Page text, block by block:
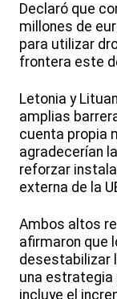
Declaró que
millones de
para utilizar
frontera este
Letonia y
amplias
cuenta propia
agradecerían
reforzar
externa de la
Ambos altos
afirmaron que
desestabilizar
una estrategia
incluye el